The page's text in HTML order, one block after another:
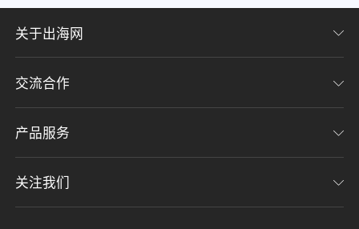
关于出海网
关于我们
加入我们
隐私协议
交流合作
联系我们
意见反馈
产品服务
CHWE全球跨境电商展
关注我们